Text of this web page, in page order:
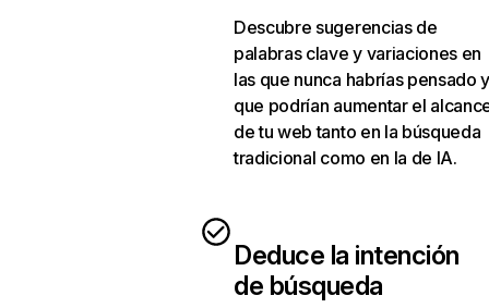
Descubre sugerencias de
palabras clave y variaciones en
las que nunca habrías pensado
que podrían aumentar el
de tu web tanto en la búsqueda
tradicional como en la de IA.
Deduce la intención
de búsqueda